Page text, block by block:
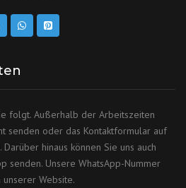
folgt. Außerhalb der Arbeitszeiten
senden oder das Kontaktformular auf
hinaus können Sie uns auch
senden. Unsere WhatsApp-Nummer
Website.